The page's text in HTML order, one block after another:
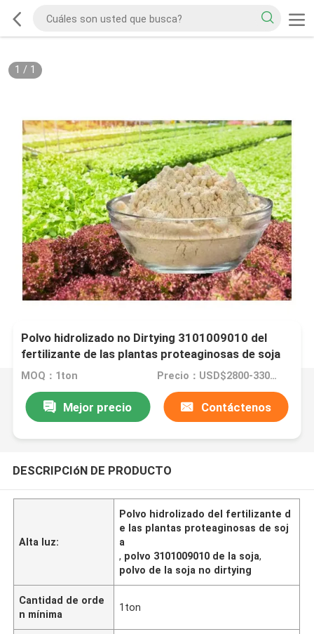
1 / 1
Polvo hidrolizado no Dirtying 3101009010 del
fertilizante de las plantas proteaginosas de soja
MOQ：1ton Precio：USD$2800-3300/ton
Mejor precio Contáctenos
DESCRIPCIóN DE PRODUCTO
Alta luz:
Polvo hidrolizado del fertilizante d
e las plantas proteaginosas de soj
a
, polvo 3101009010 de la soja,
polvo de la soja no dirtying
Cantidad de orde
n mínima
1ton